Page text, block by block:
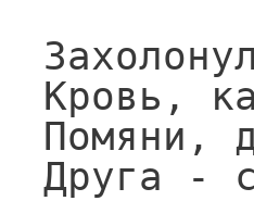
Кровь,
Помяни,
Друга -